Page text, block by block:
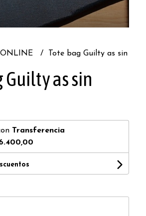
ONLINE Tote bag Guilty as sin
Guilty as sin
Transferencia